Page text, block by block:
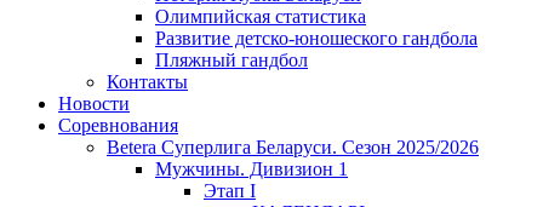
Олимпийская статистика
Развитие детско-юношеского гандбола
Пляжный гандбол
Контакты
Новости
Соревнования
Betera Суперлига Беларуси. Сезон 2025/2026
Мужчины. Дивизион 1
Этап I